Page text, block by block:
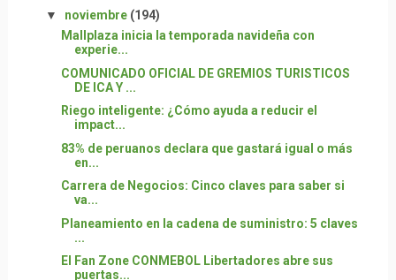
▼ noviembre (194)
Mallplaza inicia la temporada navideña con
experie...
COMUNICADO OFICIAL DE GREMIOS TURISTICOS
DE ICA Y ...
Riego inteligente: ¿Cómo ayuda a reducir el
impact...
83% de peruanos declara que gastará igual o más
en...
Carrera de Negocios: Cinco claves para saber si
va...
Planeamiento en la cadena de suministro: 5 claves
...
El Fan Zone CONMEBOL Libertadores abre sus
puertas...